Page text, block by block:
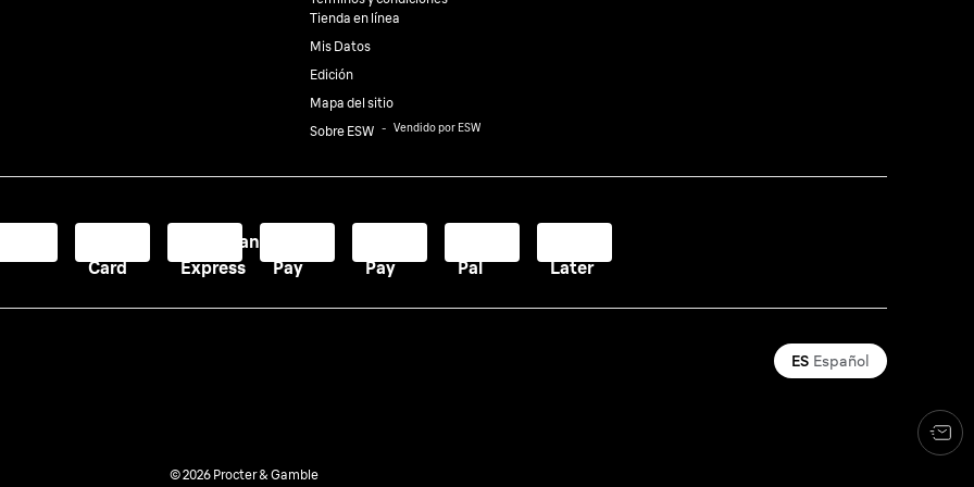
Tienda en línea
Mis Datos
Edición
Mapa del sitio
Sobre ESW⠀-⠀ Vendido por ESW
Card
American
Express
Pay
Pay
Pal
Later
ES Español
© 2026 Procter & Gamble